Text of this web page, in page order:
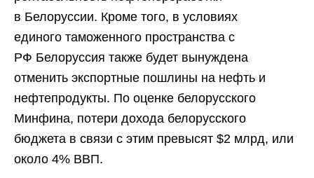
в Белоруссии. Кроме того, в условиях
единого таможенного пространства с
РФ Белоруссия также будет вынуждена
отменить экспортные пошлины на нефть и
нефтепродукты. По оценке белорусского
Минфина, потери дохода белорусского
бюджета в связи с этим превысят $2 млрд, или
около 4% ВВП.